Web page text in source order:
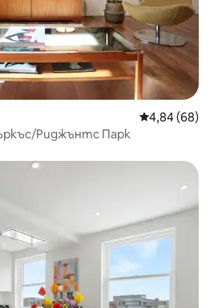
Средна
4,84 (68)
Риджънтс Парк